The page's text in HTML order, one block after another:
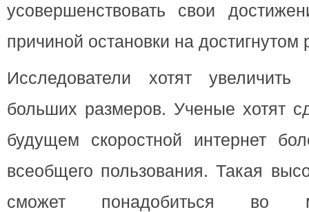
усовершенствовать свои
причиной остановки на достигнутом
Исследователи хотят
больших размеров. Ученые хотят
будущем скоростной интернет
всеобщего пользования. Такая
сможет понадобиться во